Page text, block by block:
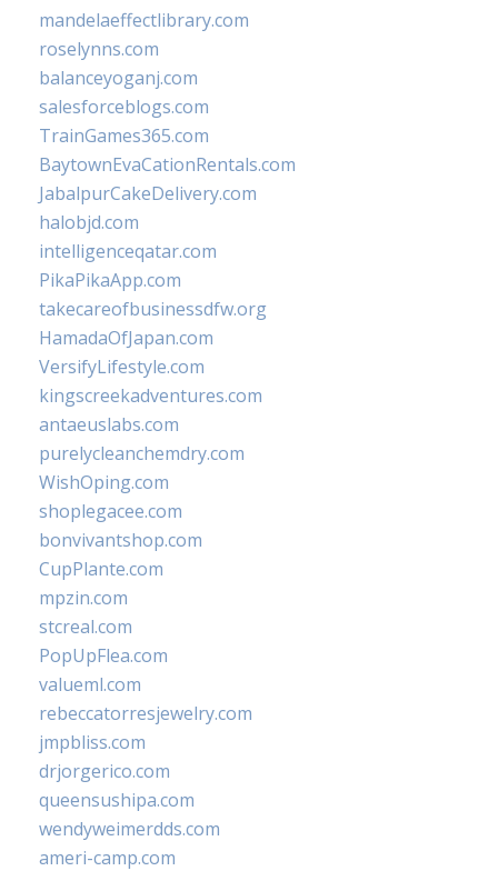
mandelaeffectlibrary.com
roselynns.com
balanceyoganj.com
salesforceblogs.com
TrainGames365.com
BaytownEvaCationRentals.com
JabalpurCakeDelivery.com
halobjd.com
intelligenceqatar.com
PikaPikaApp.com
takecareofbusinessdfw.org
HamadaOfJapan.com
VersifyLifestyle.com
kingscreekadventures.com
antaeuslabs.com
purelycleanchemdry.com
WishOping.com
shoplegacee.com
bonvivantshop.com
CupPlante.com
mpzin.com
stcreal.com
PopUpFlea.com
valueml.com
rebeccatorresjewelry.com
jmpbliss.com
drjorgerico.com
queensushipa.com
wendyweimerdds.com
ameri-camp.com